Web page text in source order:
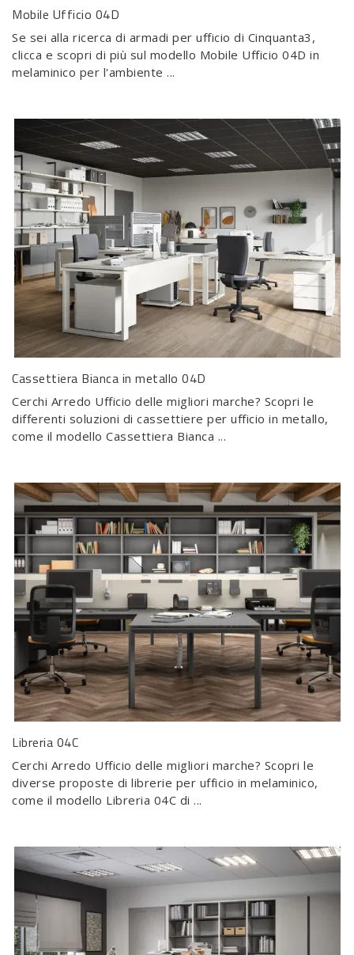
Mobile Ufficio 04D
Se sei alla ricerca di armadi per ufficio di Cinquanta3,
clicca e scopri di più sul modello Mobile Ufficio 04D in
melaminico per l'ambiente ...
Cassettiera Bianca in metallo 04D
Cerchi Arredo Ufficio delle migliori marche? Scopri le
differenti soluzioni di cassettiere per ufficio in metallo,
come il modello Cassettiera Bianca ...
Libreria 04C
Cerchi Arredo Ufficio delle migliori marche? Scopri le
diverse proposte di librerie per ufficio in melaminico,
come il modello Libreria 04C di ...